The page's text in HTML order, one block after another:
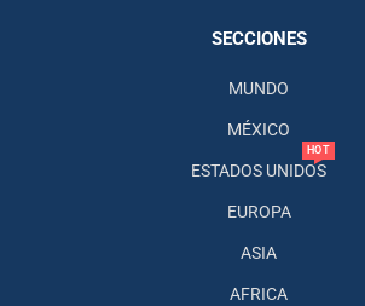
SECCIONES
MUNDO
MÉXICO
ESTADOS UNIDOS
HOT
EUROPA
ASIA
AFRICA